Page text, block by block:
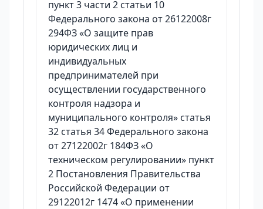
пункт 3 части 2 статьи 10
Федерального закона от 26122008г
294ФЗ «О защите прав
юридических лиц и
индивидуальных
предпринимателей при
осуществлении государственного
контроля надзора и
муниципального контроля» статья
32 статья 34 Федерального закона
от 27122002г 184ФЗ «О
техническом регулировании» пункт
2 Постановления Правительства
Российской Федерации от
29122012г 1474 «О применении